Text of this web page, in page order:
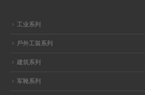
工业系列
戶外工裝系列
建筑系列
军靴系列